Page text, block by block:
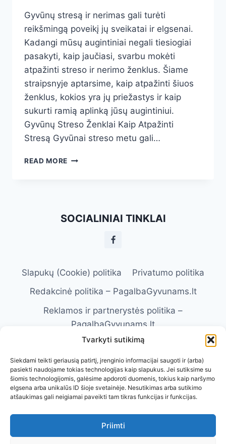
Tvarkyti sutikimą
Siekdami teikti geriausią patirtį, įrenginio informacijai saugoti ir (arba)
pasiekti naudojame tokias technologijas kaip slapukus. Jei sutiksime su
šiomis technologijomis, galėsime apdoroti duomenis, tokius kaip naršymo
elgsena arba unikalūs ID šioje svetainėje. Nesutikimas arba sutikimo
atšaukimas gali neigiamai paveikti tam tikras funkcijas ir funkcijas.
Priimti
Gyvūnų stresą ir nerimas gali turėti
reikšmingą poveikį jų sveikatai ir elgsenai.
Kadangi mūsų augintiniai negali tiesiogiai
pasakyti, kaip jaučiasi, svarbu mokėti
atpažinti streso ir nerimo ženklus. Šiame
straipsnyje aptarsime, kaip atpažinti šiuos
ženklus, kokios yra jų priežastys ir kaip
sukurti ramią aplinką jūsų augintiniui.
Gyvūnų Streso Ženklai Kaip Atpažinti
Stresą Gyvūnai streso metu gali…
READ MORE GYVŪNŲ
IR
SOCIALINIAI TINKLAI
Slapukų (Cookie) politika
Privatumo politika
Redakcinė politika – PagalbaGyvunams.lt
Reklamos ir partnerystės politika –
PagalbaGyvunams.lt
Atsakomybės apribojimas –
PagalbaGyvunams.lt
Naudojimosi taisyklės – PagalbaGyvunams.lt
Kontaktai
Apie Mus